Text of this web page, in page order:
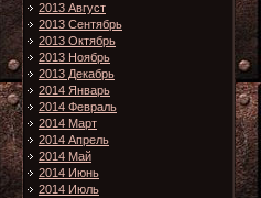
2013 Август
2013 Сентябрь
2013 Октябрь
2013 Ноябрь
2013 Декабрь
2014 Январь
2014 Февраль
2014 Март
2014 Апрель
2014 Май
2014 Июнь
2014 Июль